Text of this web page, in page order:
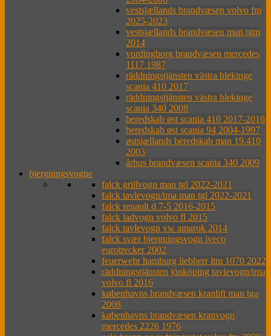
vestsjællands brandvæsen volvo fm
2025-2023
vestsjællands brandvæsen man tgm
2014
vordingborg brandvæsen mercedes
1117 1987
räddningstjänsten västra blekinge
scania 410 2017
räddningstjänsten västra blekinge
scania 340 2008
beredskab øst scania 410 2017-2016
beredskab øst scania 94 2004-1997
østsjællands beredskab man 19.410
2003
århus brandvæsen scania 340 2009
bjergningsvogne
falck grillvogn man tgl 2022-2021
falck tavlevogn/tma man tgl 2022-2021
falck renault d 7-5 2016-2015
falck ladvogn volvo fl 2015
falck tavlevogn vw amarok 2014
falck svær bjergningsvogn iveco
eurotrecker 2002
feuerwehr hamburg liebherr ltm 1070 2022
räddningstjänsten jönköping tavlevogn/tma
volvo fl 2016
københavns brandvæsen kranlift man tga
2008
københavns brandvæsen kranvogn
mercedes 2226 1976